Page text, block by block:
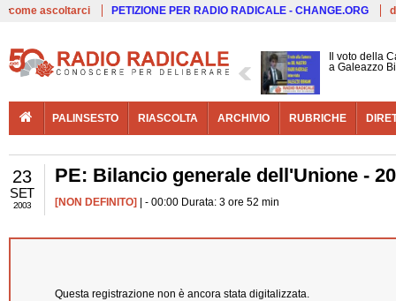
come ascoltarci PETIZIONE PER RADIO RADICALE - CHANGE.ORG
Il voto della
a Galeazzo
PALINSESTO RIASCOLTA ARCHIVIO RUBRICHE
23
SET
2003
PE: Bilancio generale dell'Unione -
[NON DEFINITO] | - 00:00 Durata: 3 ore 52 min
Questa registrazione non è ancora stata digitalizzata.